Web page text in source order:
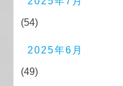
(54)
2025年6月
(49)